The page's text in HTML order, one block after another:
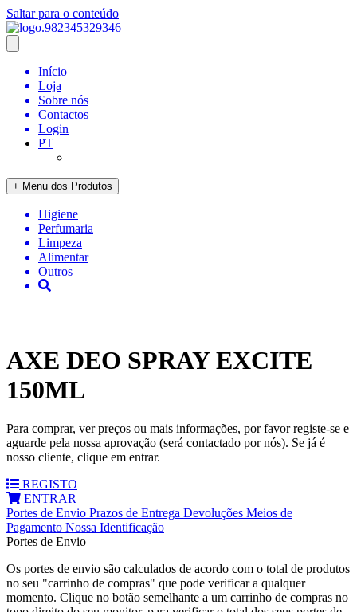
Saltar para o conteúdo
Início
Loja
Sobre nós
Contactos
Login
PT
+ Menu dos Produtos
Higiene
Perfumaria
Limpeza
Alimentar
Outros
AXE DEO SPRAY EXCITE
150ML
Para comprar, ver preços ou mais informações, por favor registe-se e
aguarde pela nossa aprovação (será contactado por nós). Se já é
nosso cliente, clique em entrar.
REGISTO
ENTRAR
Portes de Envio Prazos de Entrega Devoluções Meios de
Pagamento Nossa Identificação
Portes de Envio
Os portes de envio são calculados de acordo com o total de produtos
no seu "carrinho de compras" que pode verificar a qualquer
momento. Clique no botão semelhante a um carrinho de compras no